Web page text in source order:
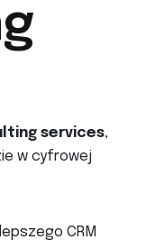
services,
w cyfrowej
CRM